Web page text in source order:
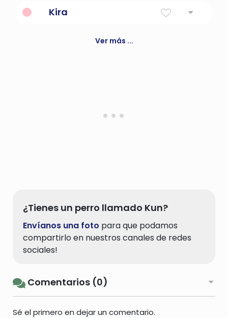
Kira
Ver más ...
¿Tienes un perro llamado Kun?
Envíanos una foto para que podamos
compartirlo en nuestros canales de redes
sociales!
Comentarios (0)
Sé el primero en dejar un comentario.